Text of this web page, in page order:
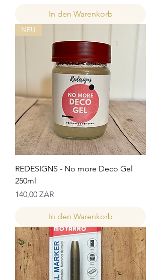
In den Warenkorb
NEU
REDESIGNS - No more Deco Gel
250ml
Preis
140,00 ZAR
In den Warenkorb